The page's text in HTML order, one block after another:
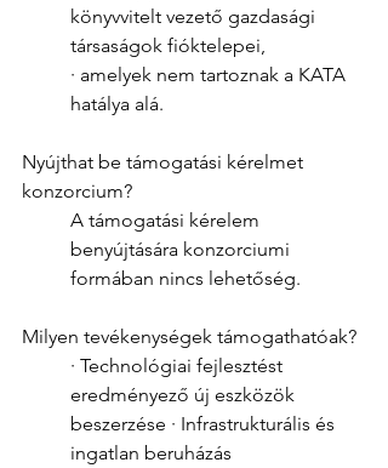
könyvvitelt vezető gazdasági
társaságok fióktelepei,
· amelyek nem tartoznak a KATA
hatálya alá.
Nyújthat be támogatási kérelmet
konzorcium?
A támogatási kérelem
benyújtására konzorciumi
formában nincs lehetőség.
Milyen tevékenységek támogathatóak?
· Technológiai fejlesztést
eredményező új eszközök
beszerzése · Infrastrukturális és
ingatlan beruházás